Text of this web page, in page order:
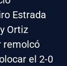
Estrada
Ortiz
remolcó
el 2-0